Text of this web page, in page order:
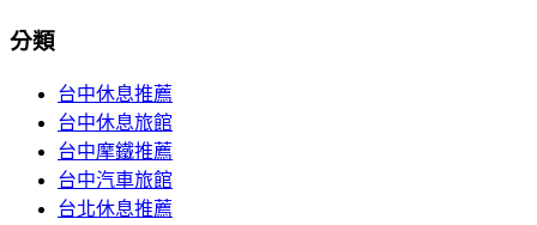
分類
台中休息推薦
台中休息旅館
台中摩鐵推薦
台中汽車旅館
台北休息推薦